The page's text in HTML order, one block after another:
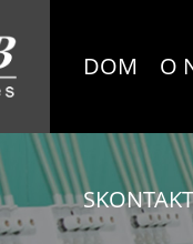
DOM O